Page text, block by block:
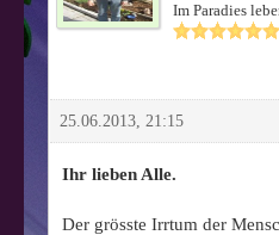
Im Paradies
25.06.2013, 21:15
Ihr lieben Alle.
Der grösste Irrtum der